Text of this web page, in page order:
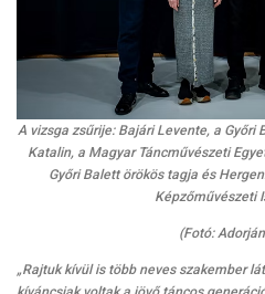
A vizsga zsűrije: Bajári Levente, a Győri
Katalin, a Magyar Táncművészeti
Győri Balett örökös tagja és
Képzőművészeti
(Fotó:
„Rajtuk kívül is több neves szakember